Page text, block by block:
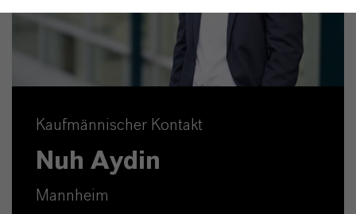
Kaufmännischer Kontakt
Nuh Aydin
Mannheim